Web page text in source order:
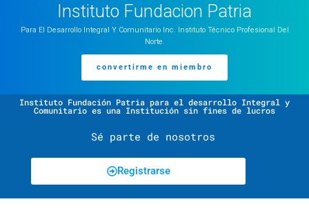
Instituto Fundacion Patria
Para El Desarrollo Integral Y Comunitario Inc. Instituto Técnico Profesional Del
Norte.
convertirme en miembro
Instituto Fundación Patria para el desarrollo Integral y
Comunitario es una Institución sin fines de lucros
Sé parte de nosotros
Registrarse